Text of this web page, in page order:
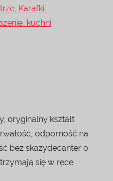
, Karafki,
oryginalny kształt
odporność na
bez skazydecanter o
się w ręce